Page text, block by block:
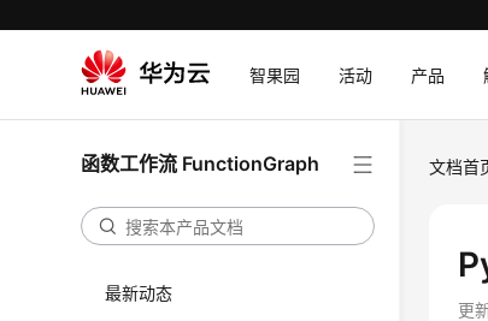
智果园 活动 产品
函数工作流 FunctionGraph
最新动态
文档首
更